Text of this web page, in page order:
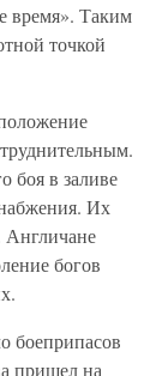
время». Таким
точкой
боя в заливе
Их
Англичане
богов
боеприпасов
пришел на